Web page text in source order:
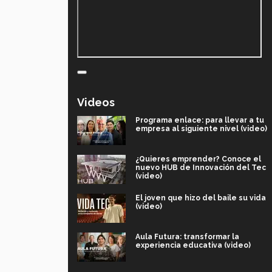
Videos
Programa enlace: para llevar a tu
empresa al siguiente nivel (video)
¿Quieres emprender? Conoce el
nuevo HUB de Innovación del Tec
(video)
El joven que hizo del baile su vida
(video)
Aula Futura: transformar la
experiencia educativa (video)